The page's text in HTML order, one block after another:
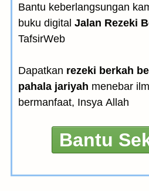
Bantu keberlangsungan
buku digital Jalan Rezeki
TafsirWeb
Dapatkan rezeki berkah
pahala jariyah menebar
bermanfaat, Insya Allah
Bantu